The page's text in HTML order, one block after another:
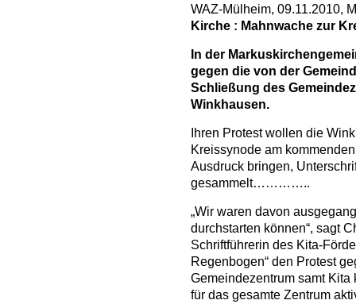
WAZ-Mülheim, 09.11.2010,
Kirche : Mahnwache zur
In der
gegen die von der
Schließung des
Winkhausen.
Ihren Protest wollen die
Kreissynode am
Ausdruck bringen,
gesammelt…………..
„Wir waren davon
durchstarten können“, sagt
Schriftführerin des Kita-
Regenbogen“ den Protest
Gemeindezentrum samt
für das gesamte Zentrum